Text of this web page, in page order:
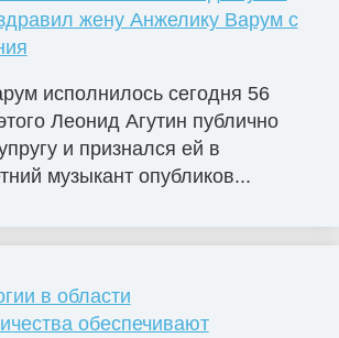
жену Анжелику Варум с
исполнилось сегодня 56
Леонид Агутин публично
и признался ей в
музыкант опубликов...
в области
обеспечивают